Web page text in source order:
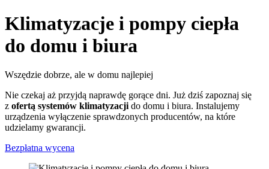
Klimatyzacje i pompy ciepła
do domu i biura
Wszędzie dobrze, ale w domu najlepiej
Nie czekaj aż przyjdą naprawdę gorące dni. Już dziś zapoznaj się
z ofertą systemów klimatyzacji do domu i biura. Instalujemy
urządzenia wyłączenie sprawdzonych producentów, na które
udzielamy gwarancji.
Bezpłatna wycena